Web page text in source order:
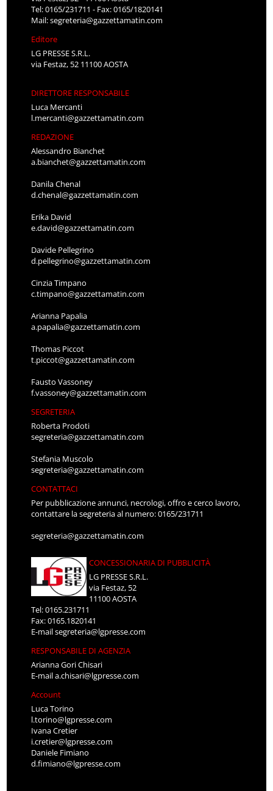
Tel: 0165/231711 - Fax: 0165/1820141
Mail:segreteria@gazzettamatin.com
Editore
LG PRESSE S.R.L.
via Festaz, 52 11100 AOSTA
DIRETTORE RESPONSABILE
Luca Mercanti
l.mercanti@gazzettamatin.com
REDAZIONE
Alessandro Bianchet
a.bianchet@gazzettamatin.com
Danila Chenal
d.chenal@gazzettamatin.com
Erika David
e.david@gazzettamatin.com
Davide Pellegrino
d.pellegrino@gazzettamatin.com
Cinzia Timpano
c.timpano@gazzettamatin.com
Arianna Papalia
a.papalia@gazzettamatin.com
Thomas Piccot
t.piccot@gazzettamatin.com
Fausto Vassoney
f.vassoney@gazzettamatin.com
SEGRETERIA
Roberta Prodoti
segreteria@gazzettamatin.com
Stefania Muscolo
segreteria@gazzettamatin.com
CONTATTACI
Per pubblicazione annunci, necrologi, offro e cerco lavoro,
contattare la segreteria al numero: 0165/231711
segreteria@gazzettamatin.com
CONCESSIONARIA DI PUBBLICITÀ
LG PRESSE S.R.L.
via Festaz, 52
11100 AOSTA
Tel: 0165.231711
Fax: 0165.1820141
E-mailsegreteria@lgpresse.com
RESPONSABILE DI AGENZIA
Arianna Gori Chisari
E-maila.chisari@lgpresse.com
Account
Luca Torino
l.torino@lgpresse.com
Ivana Cretier
i.cretier@lgpresse.com
Daniele Fimiano
d.fimiano@lgpresse.com